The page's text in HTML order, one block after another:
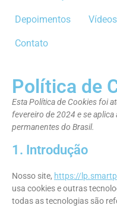
Depoimentos Vídeos
Contato
Política de
Esta Política de Cookies foi
fevereiro de 2024 e se
permanentes do Brasil.
1. Introdução
Nosso site, https://
usa cookies e outras
todas as tecnologias são